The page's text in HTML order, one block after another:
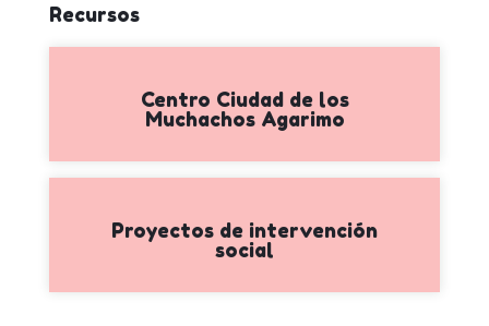
Recursos
Centro Ciudad de los
Muchachos Agarimo
Proyectos de intervención
social